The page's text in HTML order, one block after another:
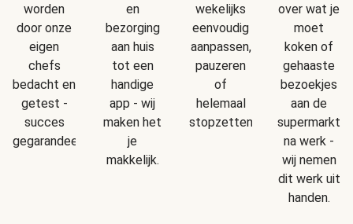
worden
door onze
eigen
chefs
bedacht en
getest -
succes
gegarandeerd!
en
bezorging
aan huis
tot een
handige
app - wij
maken het
je
makkelijk.
wekelijks
eenvoudig
aanpassen,
pauzeren
of
helemaal
stopzetten.
over wat je
moet
koken of
gehaaste
bezoekjes
aan de
supermarkt
na werk -
wij nemen
dit werk uit
handen.